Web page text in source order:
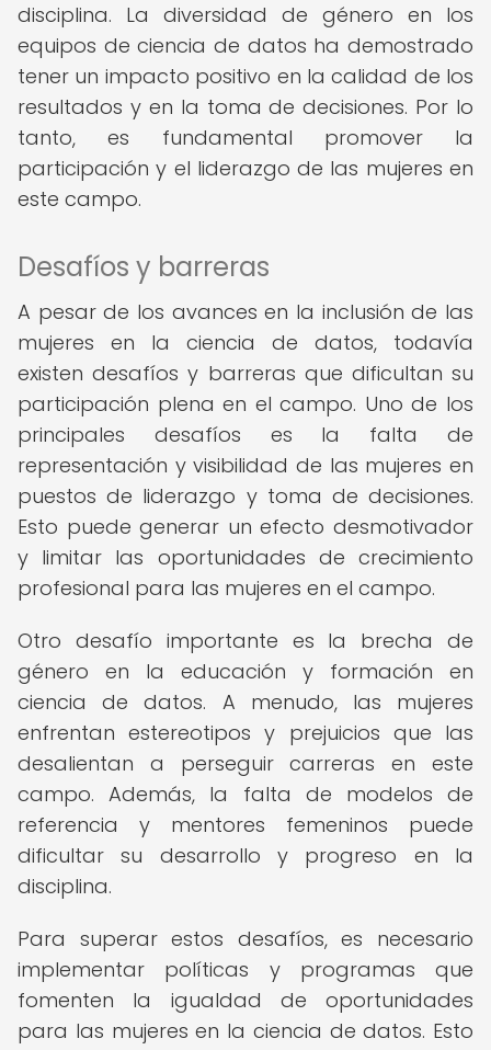
disciplina. La diversidad de género en los
equipos de ciencia de datos ha demostrado
tener un impacto positivo en la calidad de los
resultados y en la toma de decisiones. Por lo
tanto, es fundamental promover la
participación y el liderazgo de las mujeres en
este campo.
Desafíos y barreras
A pesar de los avances en la inclusión de las
mujeres en la ciencia de datos, todavía
existen desafíos y barreras que dificultan su
participación plena en el campo. Uno de los
principales desafíos es la falta de
representación y visibilidad de las mujeres en
puestos de liderazgo y toma de decisiones.
Esto puede generar un efecto desmotivador
y limitar las oportunidades de crecimiento
profesional para las mujeres en el campo.
Otro desafío importante es la brecha de
género en la educación y formación en
ciencia de datos. A menudo, las mujeres
enfrentan estereotipos y prejuicios que las
desalientan a perseguir carreras en este
campo. Además, la falta de modelos de
referencia y mentores femeninos puede
dificultar su desarrollo y progreso en la
disciplina.
Para superar estos desafíos, es necesario
implementar políticas y programas que
fomenten la igualdad de oportunidades
para las mujeres en la ciencia de datos. Esto